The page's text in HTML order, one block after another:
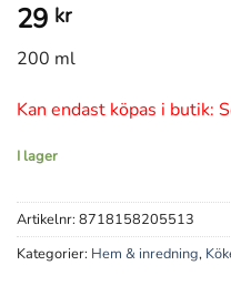
29 kr
200 ml
Kan endast köpas i butik:
I lager
Artikelnr: 8718158205513
Kategorier: Hem & inredning,